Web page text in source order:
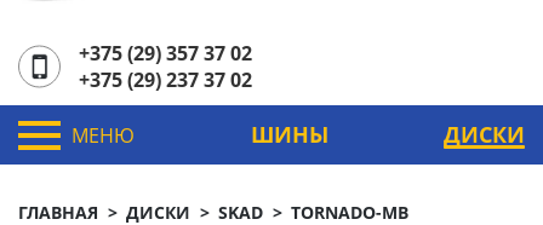
+375 (29) 357 37 02
+375 (29) 237 37 02
МЕНЮ ШИНЫ ДИСКИ
ГЛАВНАЯ ДИСКИ SKAD TORNADO-MB